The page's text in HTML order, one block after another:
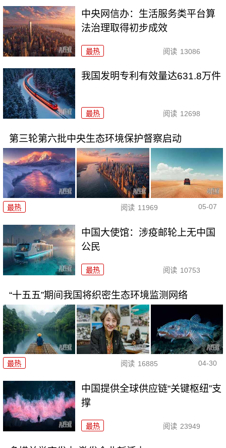
中央网信办：生活服务类平台算
法治理取得初步成效
最热 阅读 13086
我国发明专利有效量达631.8万件
最热 阅读 12698
第三轮第六批中央生态环境保护督察启动
最热 阅读 11969 05-07
中国大使馆：涉疫邮轮上无中国
公民
最热 阅读 10753
“十五五”期间我国将织密生态环境监测网络
最热 阅读 16885 04-30
中国提供全球供应链“关键枢纽”支
撑
最热 阅读 23949